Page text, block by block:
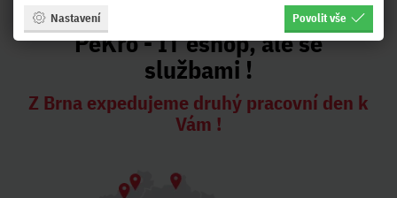
PeKro - IT eshop, ale se
službami !
Z Brna expedujeme druhý pracovní den k
Vám !
Nastavení Povolit vše